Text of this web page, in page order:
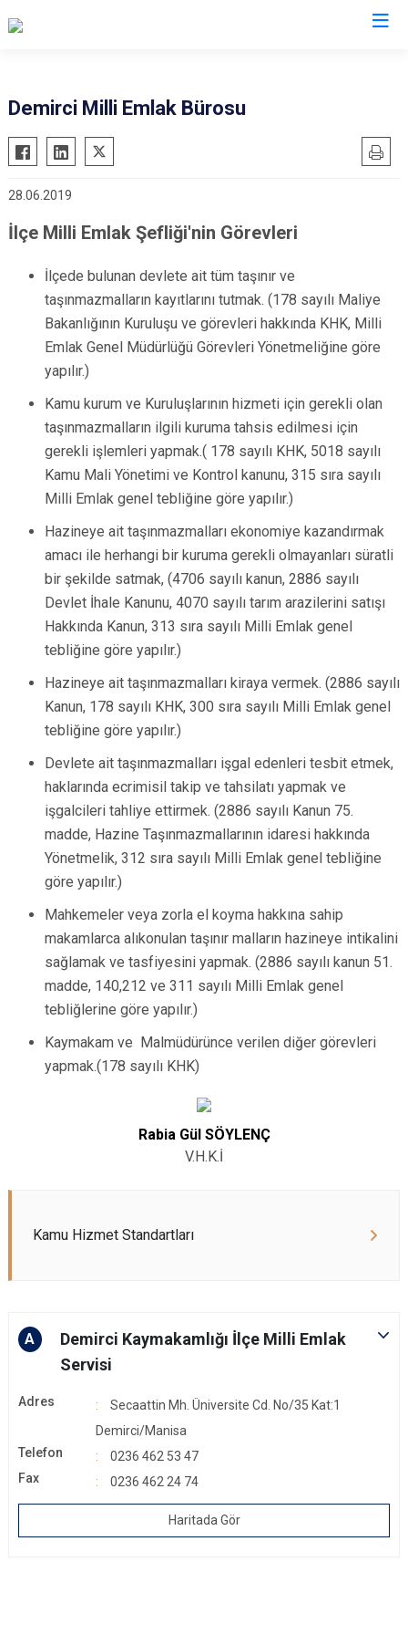
Ahmetli
Akhisar
Alaşehir
Demirci
Gördes
Kırkağaç
Köprübaşı
Selendi
Turgutlu
Şehzadeler
Yunusemre
Demirci Milli Emlak Bürosu
28.06.2019
İlçe Milli Emlak Şefliği'nin Görevleri
İlçede bulunan devlete ait tüm taşınır ve
taşınmazmalların kayıtlarını tutmak. (178 sayılı Maliye
Bakanlığının Kuruluşu ve görevleri hakkında KHK, Milli
Emlak Genel Müdürlüğü Görevleri Yönetmeliğine göre
yapılır.)
Kamu kurum ve Kuruluşlarının hizmeti için gerekli olan
taşınmazmalların ilgili kuruma tahsis edilmesi için
gerekli işlemleri yapmak.( 178 sayılı KHK, 5018 sayılı
Kamu Mali Yönetimi ve Kontrol kanunu, 315 sıra sayılı
Milli Emlak genel tebliğine göre yapılır.)
Hazineye ait taşınmazmalları ekonomiye kazandırmak
amacı ile herhangi bir kuruma gerekli olmayanları süratli
bir şekilde satmak, (4706 sayılı kanun, 2886 sayılı
Devlet İhale Kanunu, 4070 sayılı tarım arazilerini satışı
Hakkında Kanun, 313 sıra sayılı Milli Emlak genel
tebliğine göre yapılır.)
Hazineye ait taşınmazmalları kiraya vermek. (2886 sayılı
Kanun, 178 sayılı KHK, 300 sıra sayılı Milli Emlak genel
tebliğine göre yapılır.)
Devlete ait taşınmazmalları işgal edenleri tesbit etmek,
haklarında ecrimisil takip ve tahsilatı yapmak ve
işgalcileri tahliye ettirmek. (2886 sayılı Kanun 75.
madde, Hazine Taşınmazmallarının idaresi hakkında
Yönetmelik, 312 sıra sayılı Milli Emlak genel tebliğine
göre yapılır.)
Mahkemeler veya zorla el koyma hakkına sahip
makamlarca alıkonulan taşınır malların hazineye intikalini
sağlamak ve tasfiyesini yapmak. (2886 sayılı kanun 51.
madde, 140,212 ve 311 sayılı Milli Emlak genel
tebliğlerine göre yapılır.)
Kaymakam ve Malmüdürünce verilen diğer görevleri
yapmak.(178 sayılı KHK)
Rabia Gül SÖYLENÇ
V.H.K.İ
Kamu Hizmet Standartları
A
Demirci Kaymakamlığı İlçe Milli Emlak
Servisi
Adres
Secaattin Mh. Üniversite Cd. No/35 Kat:1
Demirci/Manisa
Telefon
0236 462 53 47
Fax
0236 462 24 74
Haritada Gör